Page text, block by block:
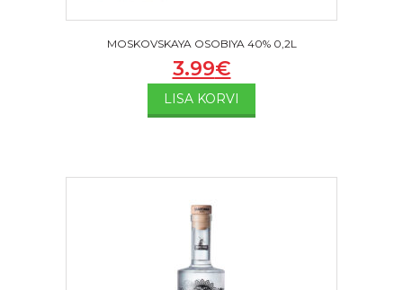
MOSKOVSKAYA OSOBIYA 40% 0,2L
3.99€
LISA KORVI